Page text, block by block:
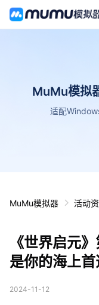
MuMu模拟
适配
MuMu模拟器 活动
《世界启元
是你的海上首
2024-11-12